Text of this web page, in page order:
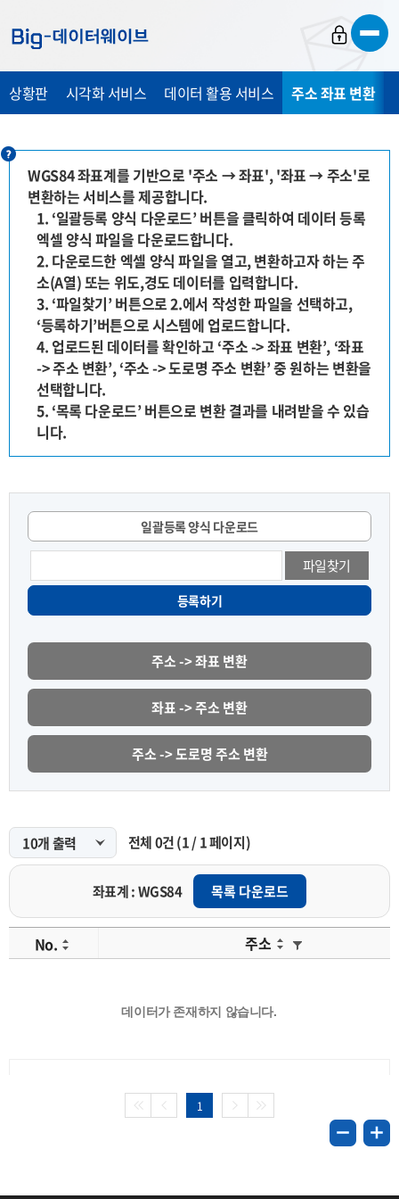
가
가
가
상황판 시각화 서비스 데이터 활용 서비스 주소 좌표 변환
WGS84 좌표계를 기반으로 '주소 → 좌표', '좌표 → 주소'로
변환하는 서비스를 제공합니다.
1. ‘일괄등록 양식 다운로드’ 버튼을 클릭하여 데이터 등록
엑셀 양식 파일을 다운로드합니다.
2. 다운로드한 엑셀 양식 파일을 열고, 변환하고자 하는 주
소(A열) 또는 위도,경도 데이터를 입력합니다.
3. ‘파일찾기’ 버튼으로 2.에서 작성한 파일을 선택하고,
‘등록하기’버튼으로 시스템에 업로드합니다.
4. 업로드된 데이터를 확인하고 ‘주소 -> 좌표 변환’, ‘좌표
-> 주소 변환’, ‘주소 -> 도로명 주소 변환’ 중 원하는 변환을
선택합니다.
5. ‘목록 다운로드’ 버튼으로 변환 결과를 내려받을 수 있습
니다.
일괄등록 양식 다운로드
파일찾기
등록하기
주소 -> 좌표 변환
좌표 -> 주소 변환
주소 -> 도로명 주소 변환
전체0건(1/1페이지)
좌표계 : WGS84 목록 다운로드
No. 주소
데이터가 존재하지 않습니다.
1